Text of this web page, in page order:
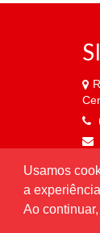
Usamos
a
Ao